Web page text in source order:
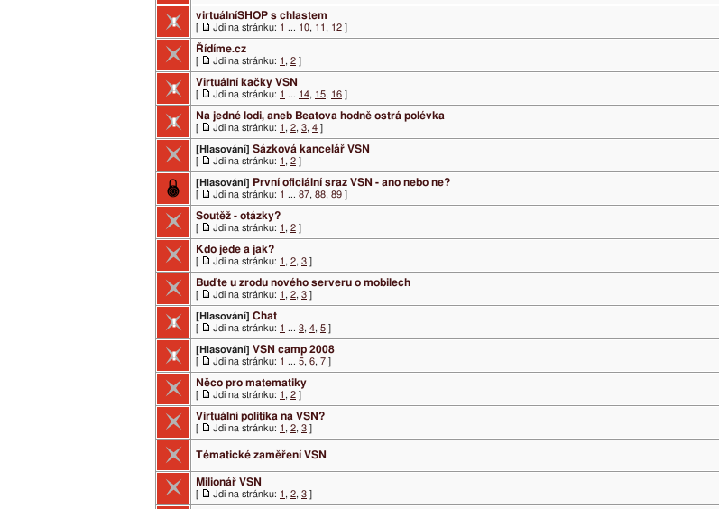
virtuálníSHOP s chlastem
[ Jdi na stránku: 1 ... 10, 11 , 12 ]
Řídíme.cz
[ Jdi na stránku: 1 , 2 ]
Virtuální kačky VSN
[ Jdi na stránku: 1 ... 14, 15, 16 ]
Na jedné lodi, aneb Beatova hodně ostrá polévka
[ Jdi na stránku: 1 , 2, 3, 4 ]
[Hlasování] Sázková kancelář VSN
[ Jdi na stránku: 1 , 2 ]
[Hlasování] První oficiální sraz VSN - ano nebo ne?
[ Jdi na stránku: 1 ... 87, 88, 89 ]
Soutěž - otázky?
[ Jdi na stránku: 1 , 2 ]
Kdo jede a jak?
[ Jdi na stránku: 1 , 2, 3 ]
Buďte u zrodu nového serveru o mobilech
[ Jdi na stránku: 1 , 2, 3 ]
[Hlasování] Chat
[ Jdi na stránku: 1 ... 3, 4, 5 ]
[Hlasování] VSN camp 2008
[ Jdi na stránku: 1 ... 5, 6, 7 ]
Něco pro matematiky
[ Jdi na stránku: 1 , 2 ]
Virtuální politika na VSN?
[ Jdi na stránku: 1 , 2, 3 ]
Tématické zaměření VSN
Milionář VSN
[ Jdi na stránku: 1 , 2, 3 ]